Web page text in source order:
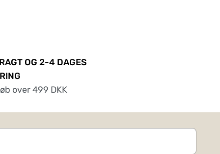
OG 2-4 DAGES
over 499 DKK